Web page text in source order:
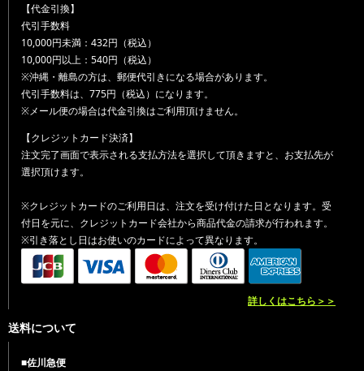
【代金引換】
代引手数料
10,000円未満：432円（税込）
10,000円以上：540円（税込）
※沖縄・離島の方は、郵便代引きになる場合があります。
代引手数料は、775円（税込）になります。
※メール便の場合は代金引換はご利用頂けません。
【クレジットカード決済】
注文完了画面で表示される支払方法を選択して頂きますと、お支払先が
選択頂けます。
※クレジットカードのご利用日は、注文を受け付けた日となります。受
付日を元に、クレジットカード会社から商品代金の請求が行われます。
※引き落とし日はお使いのカードによって異なります。
詳しくはこちら＞＞
送料について
■佐川急便